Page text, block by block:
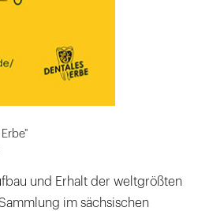
und Erhalt der weltgrößten
im sächsischen